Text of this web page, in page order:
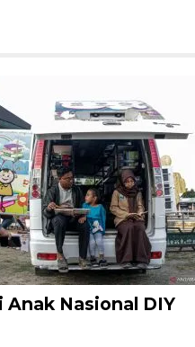
Anak Nasional DIY